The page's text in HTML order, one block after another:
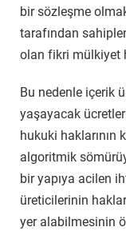
bir sözleşme
tarafından
olan fikri mülkiyet
Bu nedenle içerik
yaşayacak
hukuki
algoritmik
bir yapıya acilen
üreticilerinin
yer alabilmesinin